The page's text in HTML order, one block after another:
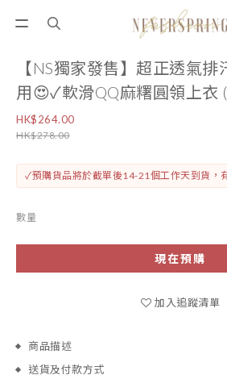
【NS獨家發售】超正透氣
用😍✓軟滑QQ麻糬圓領上衣
HK$264.00
HK$278.00
✓預購貨品將於截單後14-21個工作天到貨，
數量
現在預購
加入追蹤清單
商品描述
送貨及付款方式